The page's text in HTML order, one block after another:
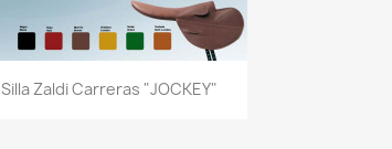
Vista rápida
Silla Zaldi Carreras "JOCKEY"